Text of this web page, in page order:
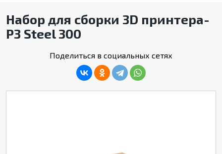
Набор для сборки 3D принтера-
P3 Steel 300
Поделиться в социальных сетях